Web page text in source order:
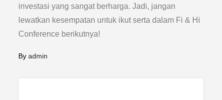
investasi yang sangat berharga. Jadi, jangan
lewatkan kesempatan untuk ikut serta dalam Fi & Hi
Conference berikutnya!
Byadmin